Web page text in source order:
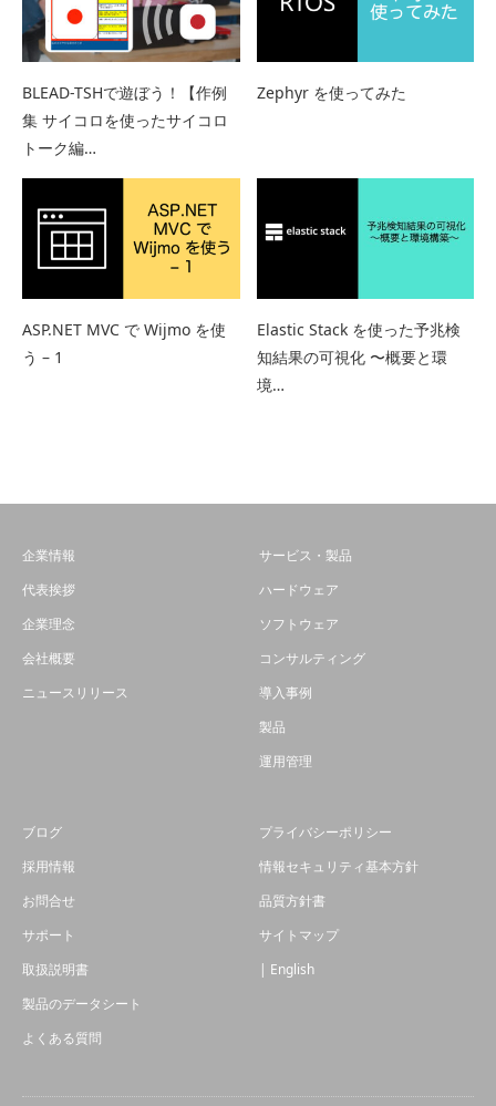
BLEAD-TSHで遊ぼう！【作例
集 サイコロを使ったサイコロ
トーク編…
Zephyr を使ってみた
ASP.NET MVC で Wijmo を使
う – 1
Elastic Stack を使った予兆検
知結果の可視化 〜概要と環
境…
企業情報
代表挨拶
企業理念
会社概要
ニュースリリース
サービス・製品
ハードウェア
ソフトウェア
コンサルティング
導入事例
製品
運用管理
ブログ
採用情報
お問合せ
サポート
取扱説明書
製品のデータシート
よくある質問
プライバシーポリシー
情報セキュリティ基本方針
品質方針書
サイトマップ
| English